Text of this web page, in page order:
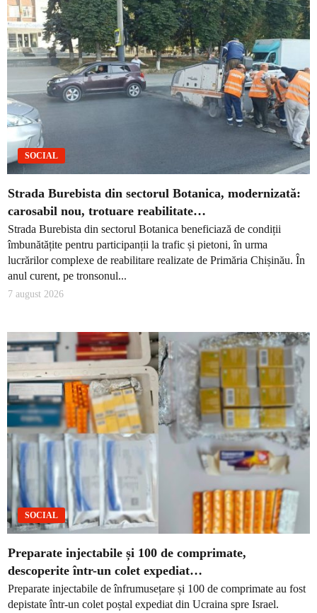
SOCIAL
Strada Burebista din sectorul Botanica, modernizată:
carosabil nou, trotuare reabilitate…
Strada Burebista din sectorul Botanica beneficiază de condiții
îmbunătățite pentru participanții la trafic și pietoni, în urma
lucrărilor complexe de reabilitare realizate de Primăria Chișinău. În
anul curent, pe tronsonul...
7 august 2026
SOCIAL
Preparate injectabile și 100 de comprimate,
descoperite într-un colet expediat…
Preparate injectabile de înfrumusețare și 100 de comprimate au fost
depistate într-un colet poștal expediat din Ucraina spre Israel.